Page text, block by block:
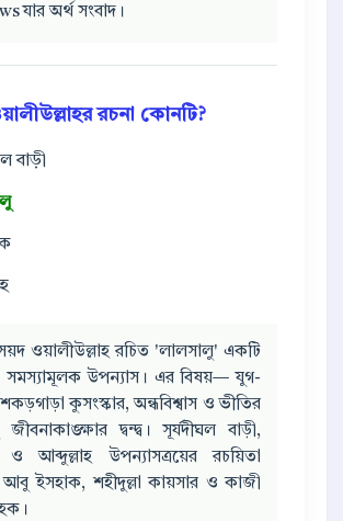
যার অর্থ সংবাদ।
রচনা কোনটি?
বাড়ী
ওয়ালীউল্লাহ রচিত 'লালসালু' একটি
সমস্যামূলক উপন্যাস। এর বিষয়— যুগ-
কুসংস্কার, অন্ধবিশ্বাস ও ভীতির
জীবনাকাঙ্ক্ষার দ্বন্দ্ব। সূর্যদীঘল বাড়ী,
আব্দুল্লাহ উপন্যাসত্রয়ের রচয়িতা
আবু ইসহাক, শহীদুল্লা কায়সার ও কাজী